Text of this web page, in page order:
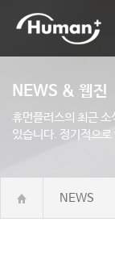
NEWS & 웹진
휴먼플러스의 최근
있습니다. 정기적으
NEWS